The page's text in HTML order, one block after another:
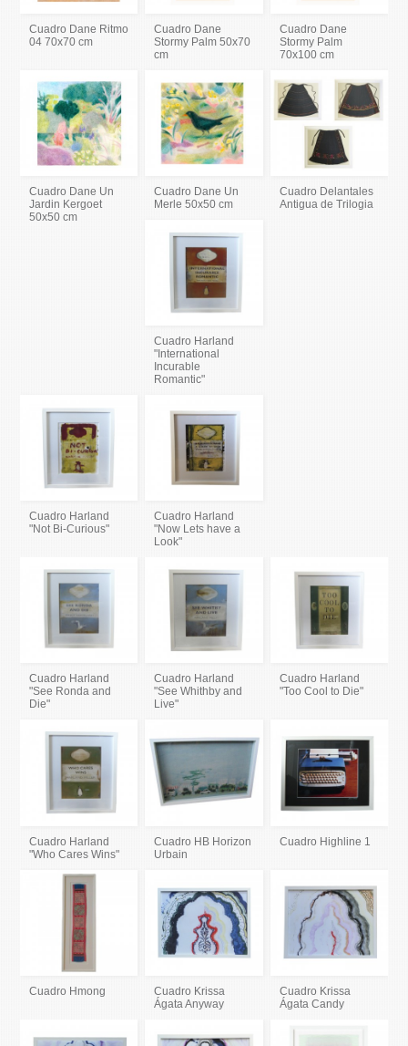
Cuadro Dane Ritmo
04 70x70 cm
Cuadro Dane
Stormy Palm 50x70
cm
Cuadro Dane
Stormy Palm
70x100 cm
Cuadro Dane Un
Jardin Kergoet
50x50 cm
Cuadro Dane Un
Merle 50x50 cm
Cuadro Delantales
Antigua de Trilogia
Cuadro Harland
"International
Incurable
Romantic"
Cuadro Harland
"Not Bi-Curious"
Cuadro Harland
"Now Lets have a
Look"
Cuadro Harland
"See Ronda and
Die"
Cuadro Harland
"See Whithby and
Live"
Cuadro Harland
"Too Cool to Die"
Cuadro Harland
"Who Cares Wins"
Cuadro HB Horizon
Urbain
Cuadro Highline 1
Cuadro Hmong
Cuadro Krissa
Ágata Anyway
Cuadro Krissa
Ágata Candy